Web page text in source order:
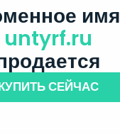
имя
untyrf.ru
СЕЙЧАС